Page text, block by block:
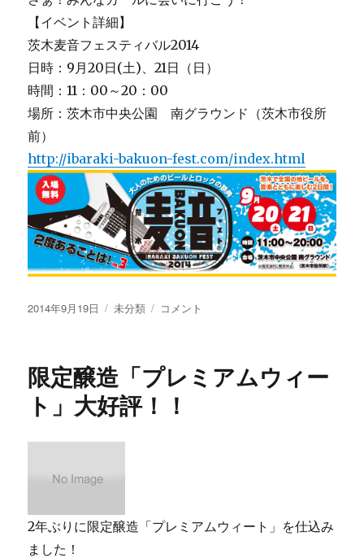
【イベント詳細】
茨木麦音フェスティバル2014
日時：9月20日(土)、21日（日）
時間：11：00～20：00
場所：茨木市中央公園 南グラウンド（茨木市役所
前）
http://ibaraki-bakuon-fest.com/index.html
投
2014年9月19日
カ
ー
未分類
い
明
日
催
コメント
限定醸造「プレミアムウィー
ト」大好評！！
2年ぶりに限定醸造「プレミアムウィート」を仕込み
ました！